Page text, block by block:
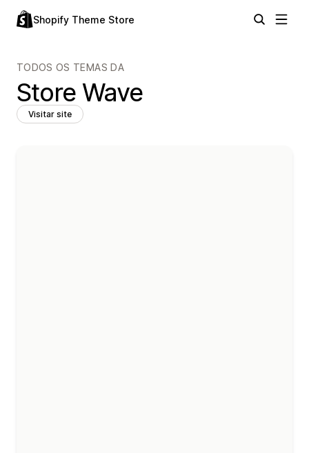
Shopify Theme Store
TODOS OS TEMAS DA
Store Wave
Visitar site